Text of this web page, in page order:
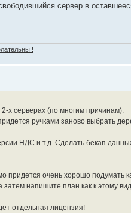
сервер в
!
х серверах (по многим причинам).
ручками заново выбрать
НДС и т.д. Сделать бекап
очень хорошо подумать
затем напишите план как к этому
отдельная лицензия!